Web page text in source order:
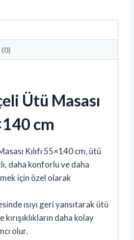
Ütü Masası
cm
Kılıfı 55×140 cm, ütü
daha konforlu ve daha
için özel olarak
ısıyı geri yansıtarak ütü
kırışıklıkların daha kolay
olur.